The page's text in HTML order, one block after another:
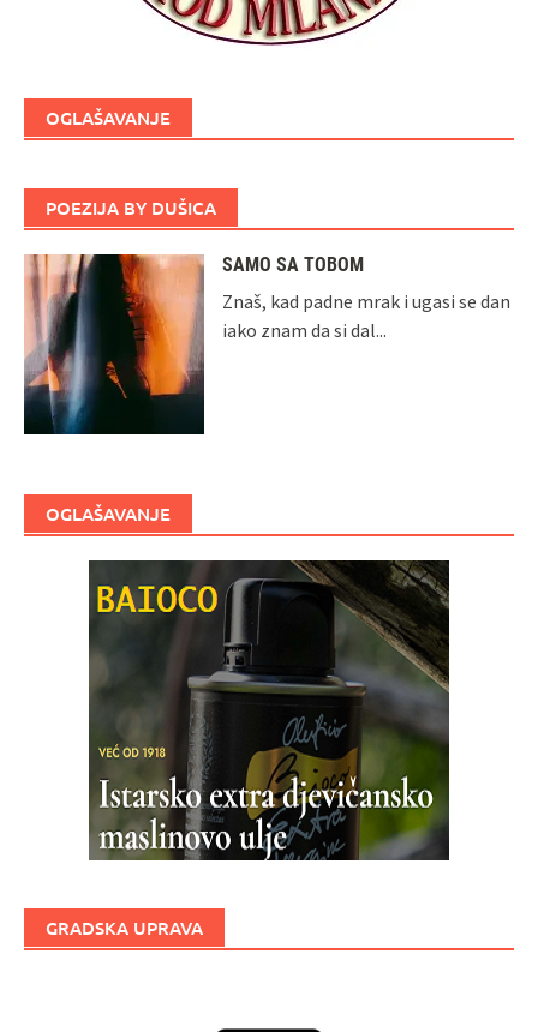
OGLAŠAVANJE
POEZIJA BY DUŠICA
SAMO SA TOBOM
Znaš, kad padne mrak i ugasi se dan
iako znam da si dal...
OGLAŠAVANJE
GRADSKA UPRAVA